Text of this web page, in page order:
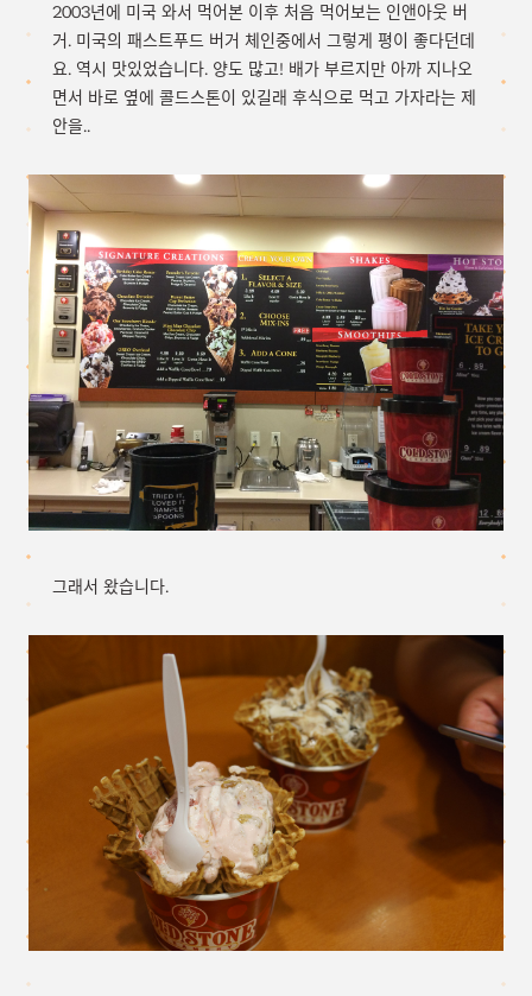
2003년에 미국 와서 먹어본 이후 처음 먹어보는 인앤아웃 버
거. 미국의 패스트푸드 버거 체인중에서 그렇게 평이 좋다던데
요. 역시 맛있었습니다. 양도 많고! 배가 부르지만 아까 지나오
면서 바로 옆에 콜드스톤이 있길래 후식으로 먹고 가자라는 제
안을..
그래서 왔습니다.